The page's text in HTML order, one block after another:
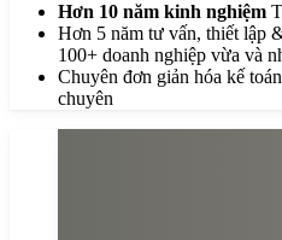
Hơn 10 năm kinh nghiệm
Hơn 5 năm tư vấn, thiết lập
100+ doanh nghiệp vừa và
Chuyên đơn giản hóa kế
chuyên